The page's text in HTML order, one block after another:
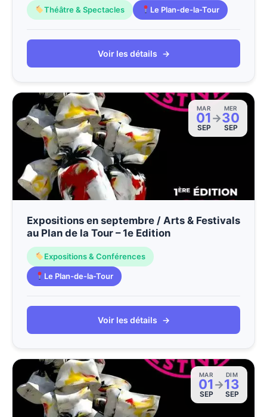
Théâtre & Spectacles Le Plan-de-la-Tour
Voir les détails →
MAR
01
SEP
→
MER
30
SEP
Expositions en septembre / Arts & Festivals
au Plan de la Tour – 1e Edition
Expositions & Conférences
Le Plan-de-la-Tour
Voir les détails →
MAR
01
SEP
→
DIM
13
SEP